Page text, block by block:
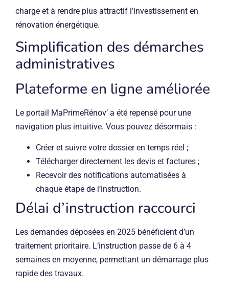
charge et à rendre plus attractif l’investissement en
rénovation énergétique.
Simplification des démarches
administratives
Plateforme en ligne améliorée
Le portail MaPrimeRénov’ a été repensé pour une
navigation plus intuitive. Vous pouvez désormais :
Créer et suivre votre dossier en temps réel ;
Télécharger directement les devis et factures ;
Recevoir des notifications automatisées à
chaque étape de l’instruction.
Délai d’instruction raccourci
Les demandes déposées en 2025 bénéficient d’un
traitement prioritaire. L’instruction passe de 6 à 4
semaines en moyenne, permettant un démarrage plus
rapide des travaux.